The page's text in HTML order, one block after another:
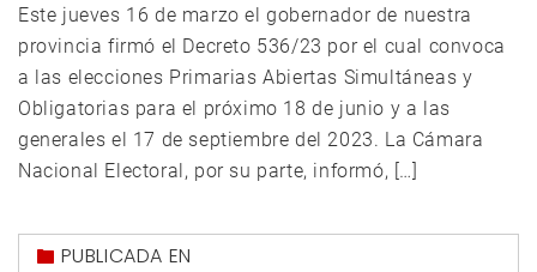
Este jueves 16 de marzo el gobernador de nuestra
provincia firmó el Decreto 536/23 por el cual convoca
a las elecciones Primarias Abiertas Simultáneas y
Obligatorias para el próximo 18 de junio y a las
generales el 17 de septiembre del 2023. La Cámara
Nacional Electoral, por su parte, informó, […]
PUBLICADA EN